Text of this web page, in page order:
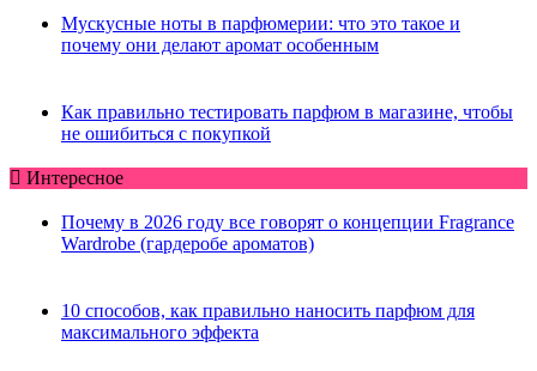
Мускусные ноты в парфюмерии: что это такое и
почему они делают аромат особенным
Как правильно тестировать парфюм в магазине, чтобы
не ошибиться с покупкой
Интересное
Почему в 2026 году все говорят о концепции Fragrance
Wardrobe (гардеробе ароматов)
10 способов, как правильно наносить парфюм для
максимального эффекта